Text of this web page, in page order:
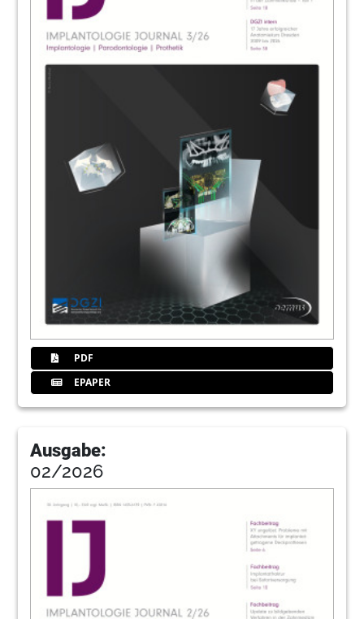
PDF
EPAPER
Ausgabe:
02/2026